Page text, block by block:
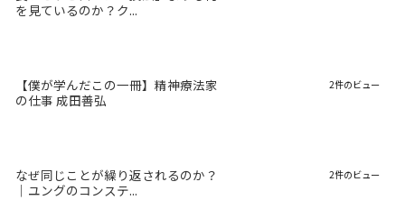
を見ているのか？ク...
【僕が学んだこの一冊】精神療法家
の仕事 成田善弘
2件のビュー
なぜ同じことが繰り返されるのか？
｜ユングのコンステ...
2件のビュー